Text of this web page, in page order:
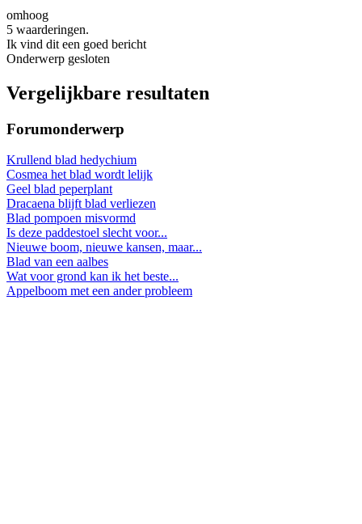
omhoog
5 waarderingen.
Ik vind dit een goed bericht
Onderwerp gesloten
Vergelijkbare resultaten
Forumonderwerp
Krullend blad hedychium
Cosmea het blad wordt lelijk
Geel blad peperplant
Dracaena blijft blad verliezen
Blad pompoen misvormd
Is deze paddestoel slecht voor...
Nieuwe boom, nieuwe kansen, maar...
Blad van een aalbes
Wat voor grond kan ik het beste...
Appelboom met een ander probleem